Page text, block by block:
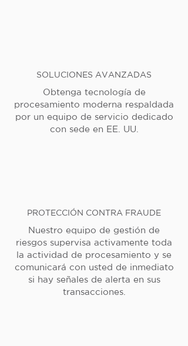
SOLUCIONES AVANZADAS
Obtenga tecnología de
procesamiento moderna respaldada
por un equipo de servicio dedicado
con sede en EE. UU.
PROTECCIÓN CONTRA FRAUDE
Nuestro equipo de gestión de
riesgos supervisa activamente toda
la actividad de procesamiento y se
comunicará con usted de inmediato
si hay señales de alerta en sus
transacciones.